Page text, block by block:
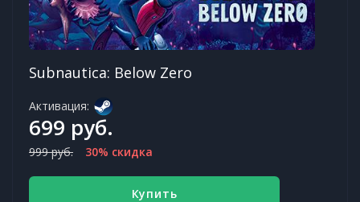
Subnautica: Below Zero
Активация:
699 руб.
999 руб. 30% скидка
Купить